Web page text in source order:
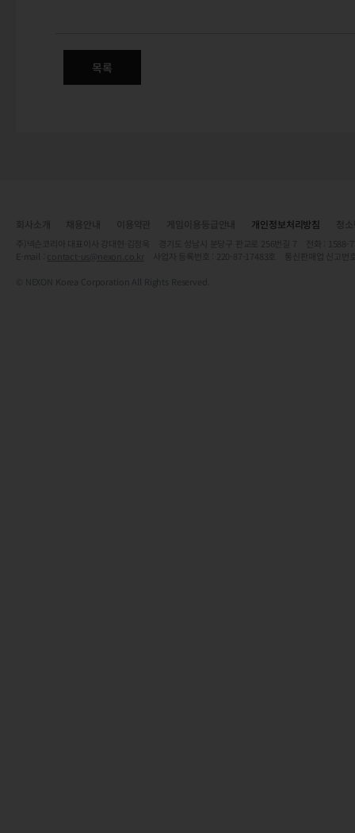
목록
개인정보처리방침
contact-us@nexon.co.kr
© NEXON Korea Corporation All Rights Reserved.